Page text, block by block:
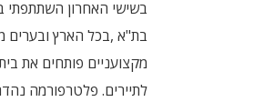
בת"א ,בכל הארץ ובערים
מקצועניים פותחים את
לתיירים. פלטרפורמה